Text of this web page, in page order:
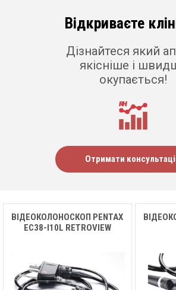
Відкриваєте
Дізнайтеся який
якісніше і
окупається!
Отримати
ВІДЕОКОЛОНОСКОП PENTAX
EC38-I10L RETROVIEW